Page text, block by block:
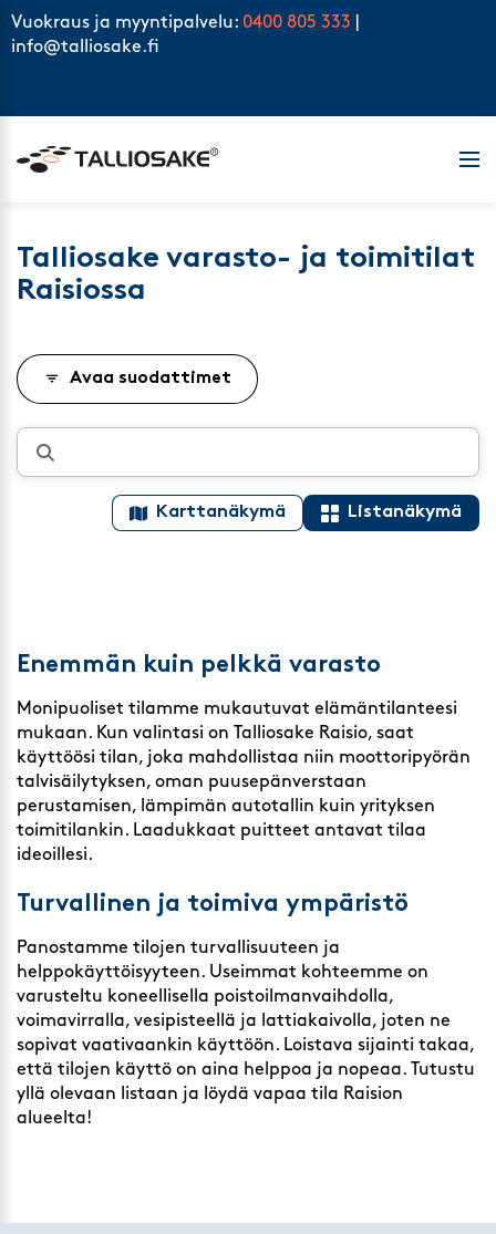
Skip to content
Vuokraus ja myyntipalvelu: 0400 805 333
info@talliosake.fi
Talliosake varasto- ja toimitilat
Raisiossa
Avaa suodattimet
Karttanäkymä Listanäkymä
Enemmän kuin pelkkä varasto
Monipuoliset tilamme mukautuvat elämäntilanteesi
mukaan. Kun valintasi on Talliosake Raisio, saat
käyttöösi tilan, joka mahdollistaa niin moottoripyörän
talvisäilytyksen, oman puusepänverstaan
perustamisen, lämpimän autotallin kuin yrityksen
toimitilankin. Laadukkaat puitteet antavat tilaa
ideoillesi.
Turvallinen ja toimiva ympäristö
Panostamme tilojen turvallisuuteen ja
helppokäyttöisyyteen. Useimmat kohteemme on
varusteltu koneellisella poistoilmanvaihdolla,
voimavirralla, vesipisteellä ja lattiakaivolla, joten ne
sopivat vaativaankin käyttöön. Loistava sijainti takaa,
että tilojen käyttö on aina helppoa ja nopeaa. Tutustu
yllä olevaan listaan ja löydä vapaa tila Raision
alueelta!